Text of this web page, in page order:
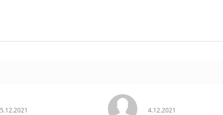
Hodnocení obchodu je 5 z 5 hvězdiček.
5.12.2021 Hodnocení obchodu
4.12.2021